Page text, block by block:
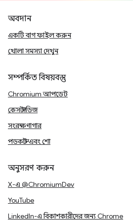
অবদান
একটি বাগ ফাইল করুন
খোলা সমস্যা দেখুন
সম্পর্কিত বিষয়বস্তু
Chromium আপডেট
কেস স্টাডিজ
সংরক্ষণাগার
পডকাস্ট এবং শো
অনুসরণ করুন
X-এ @ChromiumDev
YouTube
LinkedIn-এ বিকাশকারীদের জন্য Chrome